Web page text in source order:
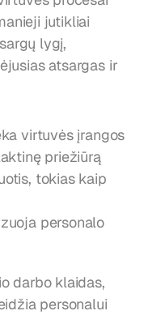
jutikliai
lygį,
atsargas ir
virtuvės įrangos
priežiūrą
tokias kaip
personalo
darbo klaidas,
personalui